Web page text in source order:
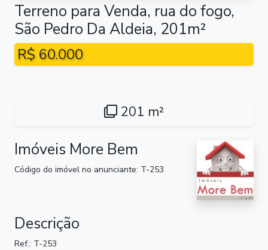
Terreno para Venda, rua do fogo,
São Pedro Da Aldeia, 201m²
R$ 60.000
201 m²
Imóveis More Bem
Código do imóvel no anunciante: T-253
Descrição
Ref.: T-253